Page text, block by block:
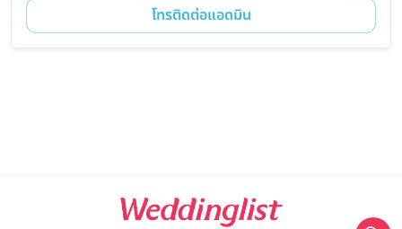
โทรติดต่อแอดมิน